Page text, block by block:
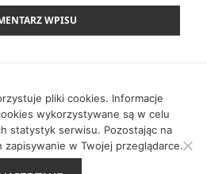
– 28.06.2021
– 05.07.2021
pliki cookies. Informacje
wykorzystywane są w celu
statystyk serwisu. Pozostając na
w Twojej przeglądarce.